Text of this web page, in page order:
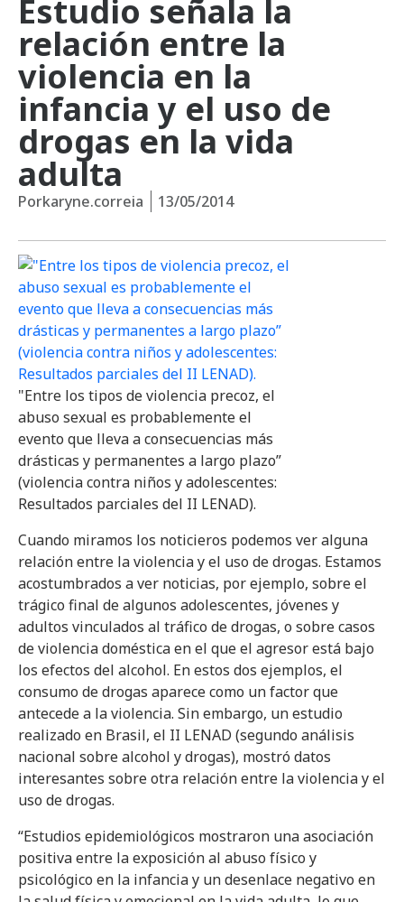
Estudio señala la
relación entre la
violencia en la
infancia y el uso de
drogas en la vida
adulta
Porkaryne.correia 13/05/2014
"Entre los tipos de violencia precoz, el
abuso sexual es probablemente el
evento que lleva a consecuencias más
drásticas y permanentes a largo plazo”
(violencia contra niños y adolescentes:
Resultados parciales del II LENAD).
Cuando miramos los noticieros podemos ver alguna
relación entre la violencia y el uso de drogas. Estamos
acostumbrados a ver noticias, por ejemplo, sobre el
trágico final de algunos adolescentes, jóvenes y
adultos vinculados al tráfico de drogas, o sobre casos
de violencia doméstica en el que el agresor está bajo
los efectos del alcohol. En estos dos ejemplos, el
consumo de drogas aparece como un factor que
antecede a la violencia. Sin embargo, un estudio
realizado en Brasil, el II LENAD (segundo análisis
nacional sobre alcohol y drogas), mostró datos
interesantes sobre otra relación entre la violencia y el
uso de drogas.
“Estudios epidemiológicos mostraron una asociación
positiva entre la exposición al abuso físico y
psicológico en la infancia y un desenlace negativo en